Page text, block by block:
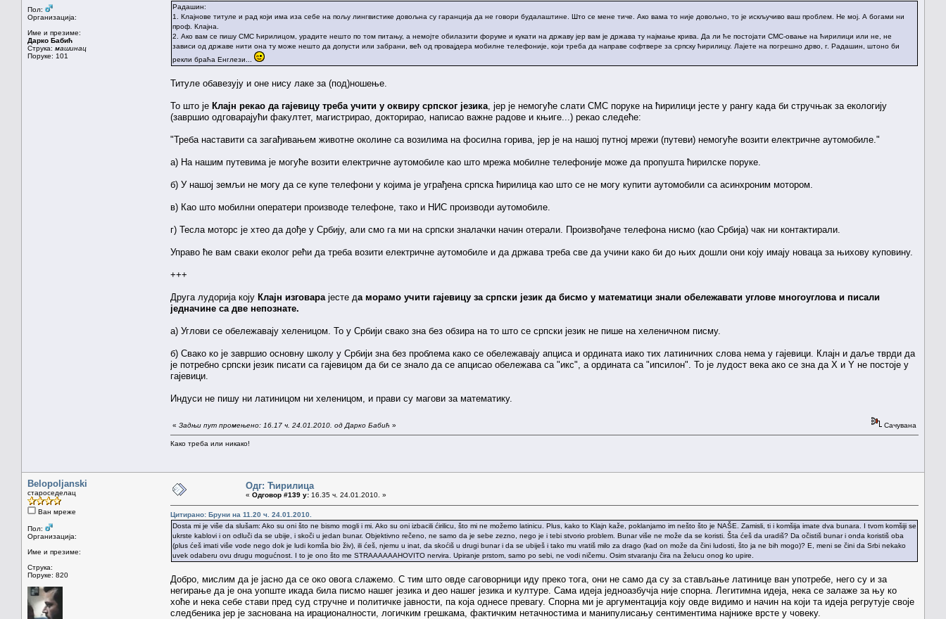
Пол:
Организација:
Име и презиме:
Дарко Бабић
Струка: машинац
Поруке: 101
Радашин:
1. Клајнове титуле и рад који има иза себе на пољу лингвистике довољна су гаранција да не говори будалаштине. Што се мене тиче. Ако вама то није довољно, то је искључиво ваш проблем. Не мој. А богами ни
проф. Клајна.
2. Ако вам се пишу СМС ћирилицом, урадите нешто по том питању, а немојте обилазити форуме и кукати на државу јер вам је држава ту најмање крива. Да ли ће постојати СМС-овање на ћирилици или не, не
зависи од државе нити она ту може нешто да допусти или забрани, већ од провајдера мобилне телефоније, који треба да направе софтвере за српску ћирилицу. Лајете на погрешно дрво, г. Радашин, штоно би
рекли браћа Енглези...
Титуле обавезују и оне нису лаке за (под)ношење.
То што је Клајн рекао да гајевицу треба учити у оквиру српског језика , јер је немогуће слати СМС поруке на ћирилици јесте у рангу када би стручњак за екологију
(завршио одговарајући факултет, магистрирао, докторирао, написао важне радове и књиге...) рекао следеће:
"Треба наставити са загађивањем животне околине са возилима на фосилна горива, јер је на нашој путној мрежи (путеви) немогуће возити електричне аутомобиле."
а) На нашим путевима је могуће возити електричне аутомобиле као што мрежа мобилне телефоније може да пропушта ћирилске поруке.
б) У нашој земљи не могу да се купе телефони у којима је уграђена српска ћирилица као што се не могу купити аутомобили са асинхроним мотором.
в) Као што мобилни оператери производе телефоне, тако и НИС производи аутомобиле.
г) Тесла моторс је хтео да дође у Србију, али смо га ми на српски зналачки начин отерали. Произвођаче телефона нисмо (као Србија) чак ни контактирали.
Управо ће вам сваки еколог рећи да треба возити електричне аутомобиле и да држава треба све да учини како би до њих дошли они коју имају новаца за њихову куповину.
+++
Друга лудорија коју Клајн изговара јесте да морамо учити гајевицу за српски језик да бисмо у математици знали обележавати углове многоуглова и писали
једначине са две непознате.
а) Углови се обележавају хеленицом. То у Србији свако зна без обзира на то што се српски језик не пише на хеленичном писму.
б) Свако ко је завршио основну школу у Србији зна без проблема како се обележавају апциса и ордината иако тих латиничних слова нема у гајевици. Клајн и даље тврди да
је потребно српски језик писати са гајевицом да би се знало да се апцисао обележава са "икс", а ордината са "ипсилон". То је лудост века ако се зна да X и Y не постоје у
гајевици.
Индуси не пишу ни латиницом ни хеленицом, и прави су магови за математику.
« Задњи пут промењено: 16.17 ч. 24.01.2010. од Дарко Бабић » Сачувана
Како треба или никако!
Belopoljanski
староседелац
Ван мреже
Пол:
Организација:
Име и презиме:
Струка:
Поруке: 820
Одг: Ћирилица
« Одговор #139 у: 16.35 ч. 24.01.2010. »
Цитирано: Бруни на 11.20 ч. 24.01.2010.
Dosta mi je više da slušam: Ako su oni što ne bismo mogli i mi. Ako su oni izbacili ćirilicu, što mi ne možemo latinicu. Plus, kako to Klajn kaže, poklanjamo im nešto što je NAŠE. Zamisli, ti i komšija imate dva bunara. I tvom komšiji se
ukrste kablovi i on odluči da se ubije, i skoči u jedan bunar. Objektivno rečeno, ne samo da je sebe zezno, nego je i tebi stvorio problem. Bunar više ne može da se koristi. Šta ćeš da uradiš? Da očistiš bunar i onda koristiš oba
(plus ćeš imati više vode nego dok je ludi komša bio živ), ili ćeš, njemu u inat, da skoćiš u drugi bunar i da se ubiješ i tako mu vratiš milo za drago (kad on može da čini ludosti, što ja ne bih mogo)? E, meni se čini da Srbi nekako
uvek odaberu ovu drugu mogućnost. I to je ono što me STRAAAAAAHOVITO nervira. Upiranje prstom, samo po sebi, ne vodi ničemu. Osim stvaranju čira na želucu onog ko upire.
Добро, мислим да је јасно да се око овога слажемо. С тим што овде саговорници иду преко тога, они не само да су за стављање латинице ван употребе, него су и за
негирање да је она уопште икада била писмо нашег језика и део нашег језика и културе. Сама идеја једноазбучја није спорна. Легитимна идеја, нека се залаже за њу ко
хоће и нека себе стави пред суд стручне и политичке јавности, па која однесе превагу. Спорна ми је аргументација коју овде видимо и начин на који та идеја регрутује своје
следбеника јер је заснована на ирационалности, логичким грешкама, фактичким нетачностима и манипулисању сентиментима најниже врсте у човеку.